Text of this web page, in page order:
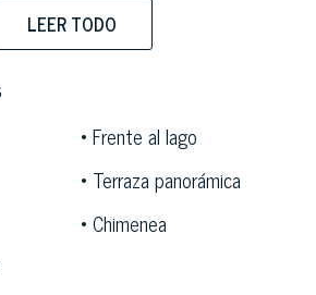
y acabados típicos de la
la época, entre ellas cuyos
altos techos abovedados con
originales, vigas de
de piedra y grandes
iluminan las habitaciones y
vista al lago Iseo.
LEER TODO
Frente al lago
Terraza panorámica
Chimenea